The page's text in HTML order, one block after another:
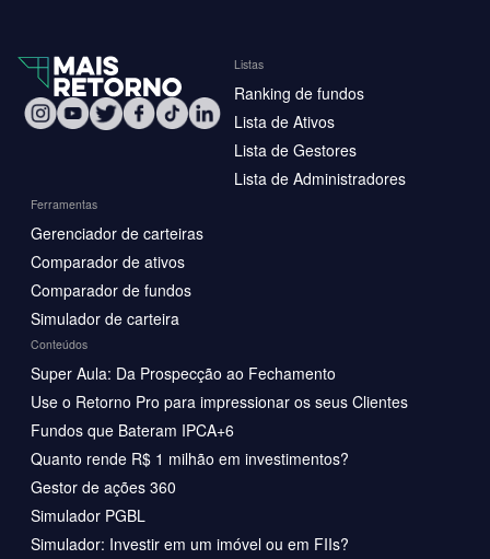
Listas
Ranking de fundos
Lista de Ativos
Lista de Gestores
Lista de Administradores
Ferramentas
Gerenciador de carteiras
Comparador de ativos
Comparador de fundos
Simulador de carteira
Conteúdos
Super Aula: Da Prospecção ao Fechamento
Use o Retorno Pro para impressionar os seus Clientes
Fundos que Bateram IPCA+6
Quanto rende R$ 1 milhão em investimentos?
Gestor de ações 360
Simulador PGBL
Simulador: Investir em um imóvel ou em FIIs?